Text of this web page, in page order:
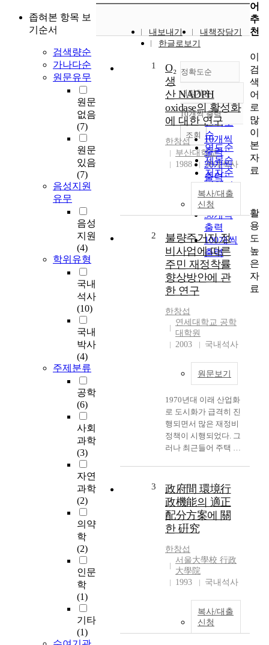
좁혀본 항목 보
기순서
검색량순
가나다순
원문유무
원문
없음
(7)
원문
있음
(7)
음성지원
유무
음성
지원
(4)
학위유형
국내
석사
(10)
국내
박사
(4)
주제분류
공학
(6)
사회
과학
(3)
자연
과학
(2)
의약
학
(2)
인문
학
(1)
기타
(1)
내보내기
내책장담기
한글로보기
정확도순
정확도
순
인기도
순
연도순
제목순
저자순
발행기
관순
내림차순
내림차순
10개씩 출력
10개씩
출력
20개씩
출력
30개씩
출력
50개씩
출력
100개씩
출력
조회
1
O₂
생
산 NADPH
oxidase의 활성화
에 대한 연구
한창섭
부산대학교
1988
국내석사
복사/대출
신청
2
불량주거지 정
비사업에 따른
주민 재정착률
향상방안에 관
한 연구
한창섭
연세대학교 공학
대학원
2003
국내석사
원문보기
1970년대 이래 산업화
로 도시화가 급격히 진
행되면서 많은 재정비
정책이 시행되었다. 그
러나 최근들어 주택 부
한 인식이 더욱 중요성
을 갖게 되기 시작하였
다. 결국 우리는 도심
불량주거지를 개선하
고 저소득층의 사회경
제적 문제들을 함께 해
결할 필요가 있다. 그
러기 위해서는 불량주
거지를 개선하는 방법
다. 이 연구는 불량주
거지 정비사업의 재정
3
政府間 環境行
政機能의 適正
配分方案에 關
한 硏究
한창섭
서울大學校 行政
大學院
1993
국내석사
복사/대출
신청
어
추
천
이
검
색
어
로
많
이
본
자
료
활
용
도
높
은
자
료